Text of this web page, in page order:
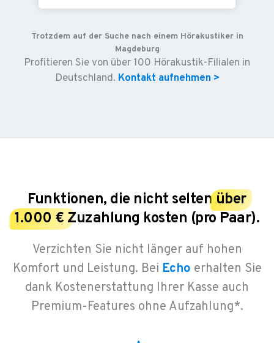
Trotzdem auf der Suche nach einem Hörakustiker in
Magdeburg
Profitieren Sie von über 100 Hörakustik-Filialen in
Deutschland. Kontakt aufnehmen >
Funktionen, die nicht selten über
1.000 € Zuzahlung kosten (pro Paar).
Verzichten Sie nicht länger auf hohen
Komfort und Leistung. Bei Echo erhalten Sie
dank Kostenerstattung Ihrer Kasse auch
Premium-Features ohne Aufzahlung*.